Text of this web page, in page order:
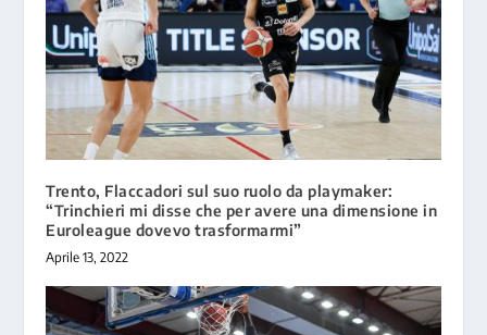
Trento, Flaccadori sul suo ruolo da playmaker:
“Trinchieri mi disse che per avere una dimensione in
Euroleague dovevo trasformarmi”
Aprile 13, 2022